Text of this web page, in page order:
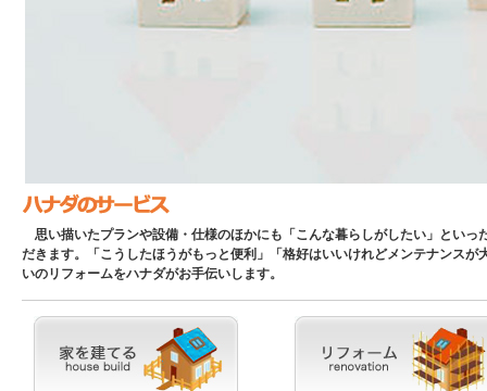
思い描いたプランや設備・仕様のほかにも「こんな暮らしがしたい」とい
だきます。「こうしたほうがもっと便利」「格好はいいけれどメンテナンス
いのリフォームをハナダがお手伝いします。